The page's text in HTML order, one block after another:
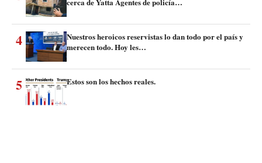
cerca de Yatta Agentes de policía…
4
Nuestros heroicos reservistas lo dan todo por el país y
merecen todo. Hoy les…
5 Estos son los hechos reales.